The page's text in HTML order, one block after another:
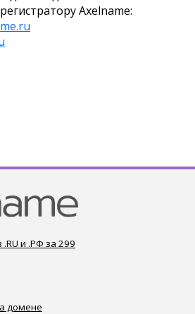
Axelname:
и .РФ за 299
домене